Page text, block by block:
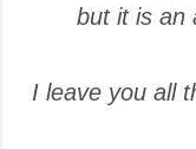
but it is an
I leave you all